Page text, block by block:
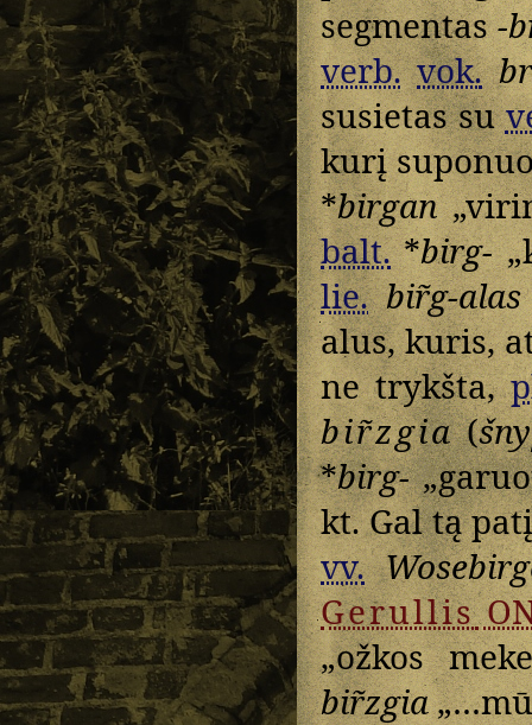
segmentas-
verb. vok.
susietas su
kurį
*birgan
balt.*birg-
lie. bir̃g-alas
alus, kuris,
ne trykšta,
bir̃zgia(
*birg-
kt. Gal tą
vv.
Gerullis
„ožkos
bir̃zgia